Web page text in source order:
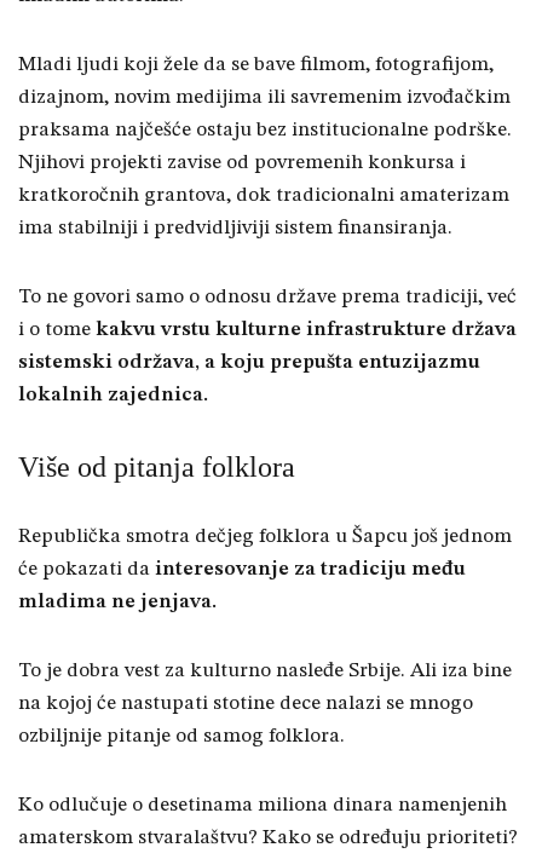
Mladi ljudi koji žele da se bave filmom, fotografijom,
dizajnom, novim medijima ili savremenim izvođačkim
praksama najčešće ostaju bez institucionalne podrške.
Njihovi projekti zavise od povremenih konkursa i
kratkoročnih grantova, dok tradicionalni amaterizam
ima stabilniji i predvidljiviji sistem finansiranja.
To ne govori samo o odnosu države prema tradiciji, već
i o tome kakvu vrstu kulturne infrastrukture država
sistemski održava, a koju prepušta entuzijazmu
lokalnih zajednica.
Više od pitanja folklora
Republička smotra dečjeg folklora u Šapcu još jednom
će pokazati da interesovanje za tradiciju među
mladima ne jenjava.
To je dobra vest za kulturno nasleđe Srbije. Ali iza bine
na kojoj će nastupati stotine dece nalazi se mnogo
ozbiljnije pitanje od samog folklora.
Ko odlučuje o desetinama miliona dinara namenjenih
amaterskom stvaralaštvu? Kako se određuju prioriteti?